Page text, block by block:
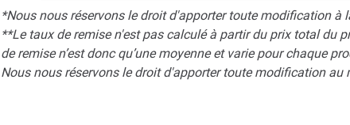
*Nous nous réservons le droit d'apporter toute modification à
**Le taux de remise n'est pas calculé à partir du prix total du
de remise n’est donc qu’une moyenne et varie pour chaque
Nous nous réservons le droit d'apporter toute modification au